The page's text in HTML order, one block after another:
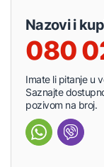
Nazovi i
080
Imate li pitanje u
Saznajte
pozivom na broj.